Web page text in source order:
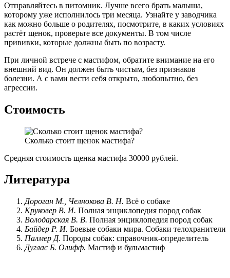
Отправляйтесь в питомник. Лучше всего брать малыша,
которому уже исполнилось три месяца. Узнайте у заводчика
как можно больше о родителях, посмотрите, в каких условиях
растёт щенок, проверьте все документы. В том числе
прививки, которые должны быть по возрасту.
При личной встрече с мастифом, обратите внимание на его
внешний вид. Он должен быть чистым, без признаков
болезни. А с вами вести себя открыто, любопытно, без
агрессии.
Стоимость
Сколько стоит щенок мастифа?
Средняя стоимость щенка мастифа 30000 рублей.
Литература
Дороган М., Челнокова В. Н. Всё о собаке
Круковер В. И. Полная энциклопедия пород собак
Володарская В. В. Полная энциклопедия пород собак
Байдер Р. И. Боевые собаки мира. Собаки телохранители
Палмер Д. Породы собак: справочник-определитель
Дуглас Б. Олифф. Мастиф и бульмастиф